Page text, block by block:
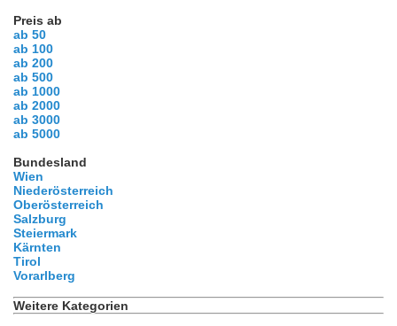
Preis ab
ab 50
ab 100
ab 200
ab 500
ab 1000
ab 2000
ab 3000
ab 5000
Bundesland
Wien
Niederösterreich
Oberösterreich
Salzburg
Steiermark
Kärnten
Tirol
Vorarlberg
Weitere Kategorien